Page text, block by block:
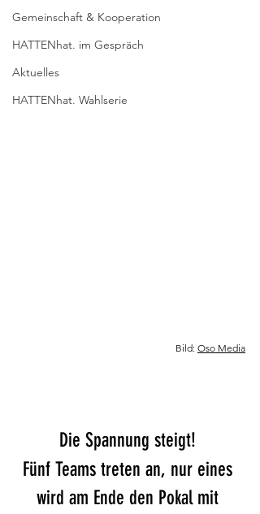
Gemeinschaft & Kooperation
HATTENhat. im Gespräch
Aktuelles
HATTENhat. Wahlserie
Bild: Oso Media
Die Spannung steigt!
Fünf Teams treten an, nur eines
wird am Ende den Pokal mit